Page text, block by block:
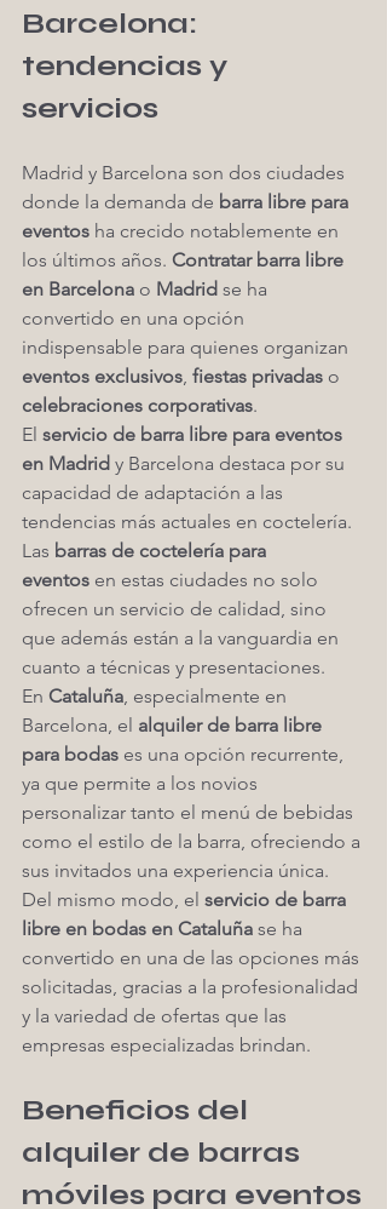
Barcelona:
tendencias y
servicios
Madrid y Barcelona son dos ciudades
donde la demanda de barra libre para
eventos ha crecido notablemente en
los últimos años. Contratar barra libre
en Barcelona o Madrid se ha
convertido en una opción
indispensable para quienes organizan
eventos exclusivos, fiestas privadas o
celebraciones corporativas.
El servicio de barra libre para eventos
en Madrid y Barcelona destaca por su
capacidad de adaptación a las
tendencias más actuales en coctelería.
Las barras de coctelería para
eventos en estas ciudades no solo
ofrecen un servicio de calidad, sino
que además están a la vanguardia en
cuanto a técnicas y presentaciones.
En Cataluña, especialmente en
Barcelona, el alquiler de barra libre
para bodas es una opción recurrente,
ya que permite a los novios
personalizar tanto el menú de bebidas
como el estilo de la barra, ofreciendo a
sus invitados una experiencia única.
Del mismo modo, el servicio de barra
libre en bodas en Cataluña se ha
convertido en una de las opciones más
solicitadas, gracias a la profesionalidad
y la variedad de ofertas que las
empresas especializadas brindan.
Beneficios del
alquiler de barras
móviles para eventos